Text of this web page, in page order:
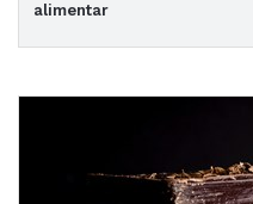
alimentar